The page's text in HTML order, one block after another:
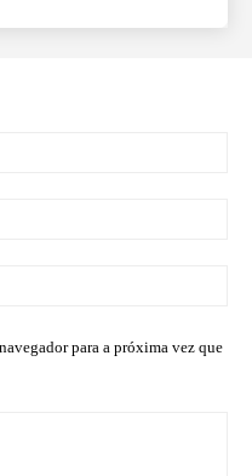
para a próxima vez que